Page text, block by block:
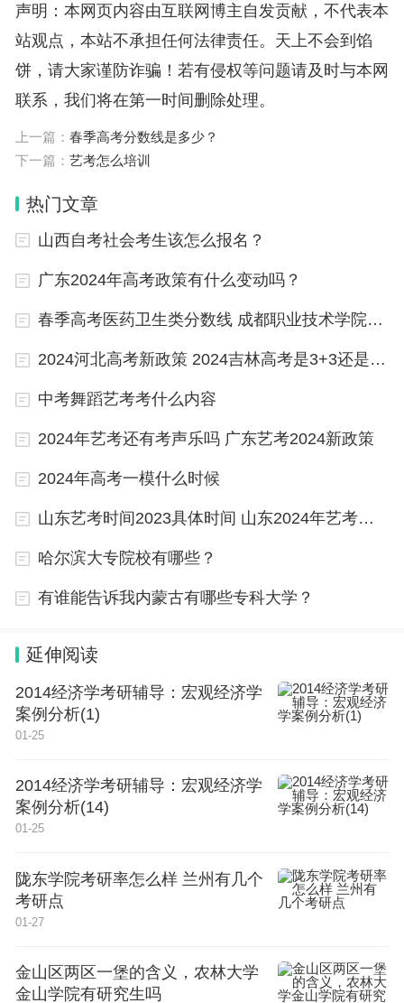
新一轮的高考改革又在我们面前展开了新的篇章，这一次，北
策，这一政策将影响广大考生的报考和升学。
首先，新政策对于文理类的考试科目进行了调整。除了必考的
语文、数学、英语外，学生可根据自己兴趣和特长选择两门文
科或两门理科的选考科目，这一政策将使得学生的考试压力减
轻，更好地体现学生的特点和发展业务。
其次，北京高考新政策把理科的物理和化学单独列为两门选考
段学科课程和科技素养课程的整合也越发紧密。这也促进了学
科间、学科内课程的协同发展，更好地培养未来可能需要的跨
学科综合人才。
体，更好地做好自己的身心健康管理。
总之，这一新政策为广大考生提供了更好的适应性，更能体现
发展，更好地适应未来的发展趋势。希望这一政策能够顺利实
2024年北京市高考政策
北京2024年高考采用3+3选科模式，不分文理科。
1、北京市2024年高考选科模式。
北京高考采用3+3选科模式，不分文理科，其中第一
个3为语文、数学、外语，第二个3为3门选考科目。
分150分，采用原台考分，总分450分。
第二个3：另外3门选考科目通常满分为100分，采用
等级赋分，总分300分，所以总共满分为750分。
高中选科的时候，不同考生适合的方案是不同的，对
的组合，或者是物理化学地理的组合。
3、北京市高考试卷。
北京高考试卷是自主命题，即北京卷。
声明：本网页内容由互联网博主自发贡献，不代表本
站观点，本站不承担任何法律责任。天上不会到馅
饼，请大家谨防诈骗！若有侵权等问题请及时与本网
联系，我们将在第一时间删除处理。
上一篇： 春季高考分数线是多少？
下一篇： 艺考怎么培训
热门文章
山西自考社会考生该怎么报名？
广东2024年高考政策有什么变动吗？
春季高考医药卫生类分数线 成都职业技术学院单招录取线
2024河北高考新政策 2024吉林高考是3+3还是3+1+2模式？
中考舞蹈艺考考什么内容
2024年艺考还有考声乐吗 广东艺考2024新政策
2024年高考一模什么时候
山东艺考时间2023具体时间 山东2024年艺考时间表
哈尔滨大专院校有哪些？
有谁能告诉我内蒙古有哪些专科大学？
延伸阅读
2014经济学考研辅导：宏观经济学
案例分析(1)
01-25
2014经济学考研辅导：宏观经济学
案例分析(14)
01-25
陇东学院考研率怎么样 兰州有几个
考研点
01-27
金山区两区一堡的含义，农林大学
金山学院有研究生吗